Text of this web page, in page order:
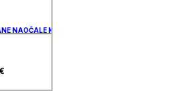
NAOČALE KLISAB
€